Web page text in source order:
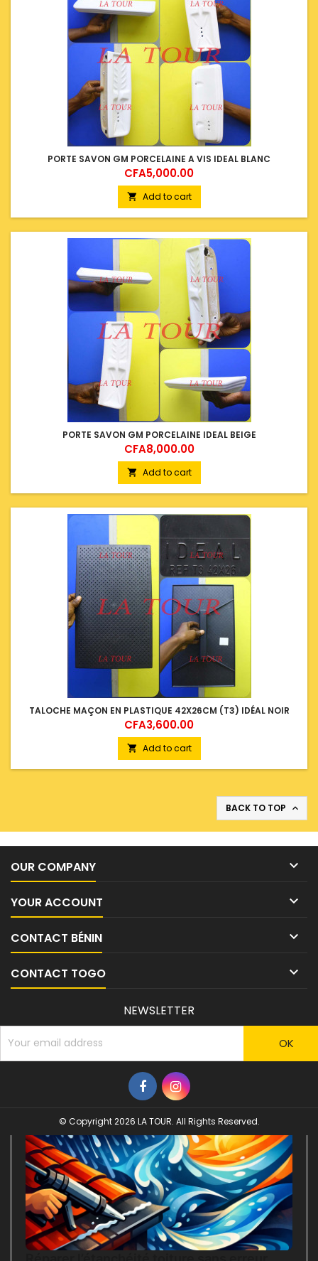
PORTE SAVON GM PORCELAINE A VIS IDEAL BLANC
Price
CFA5,000.00
 Add to cart
PORTE SAVON GM PORCELAINE IDEAL BEIGE
Price
CFA8,000.00
 Add to cart
TALOCHE MAÇON EN PLASTIQUE 42X26CM (T3) IDÉAL NOIR
Price
CFA3,600.00
 Add to cart
BACK TO TOP 
OUR COMPANY 
YOUR ACCOUNT 
CONTACT BÉNIN 
CONTACT TOGO 
NEWSLETTER
© Copyright 2026 LA TOUR. All Rights Reserved.